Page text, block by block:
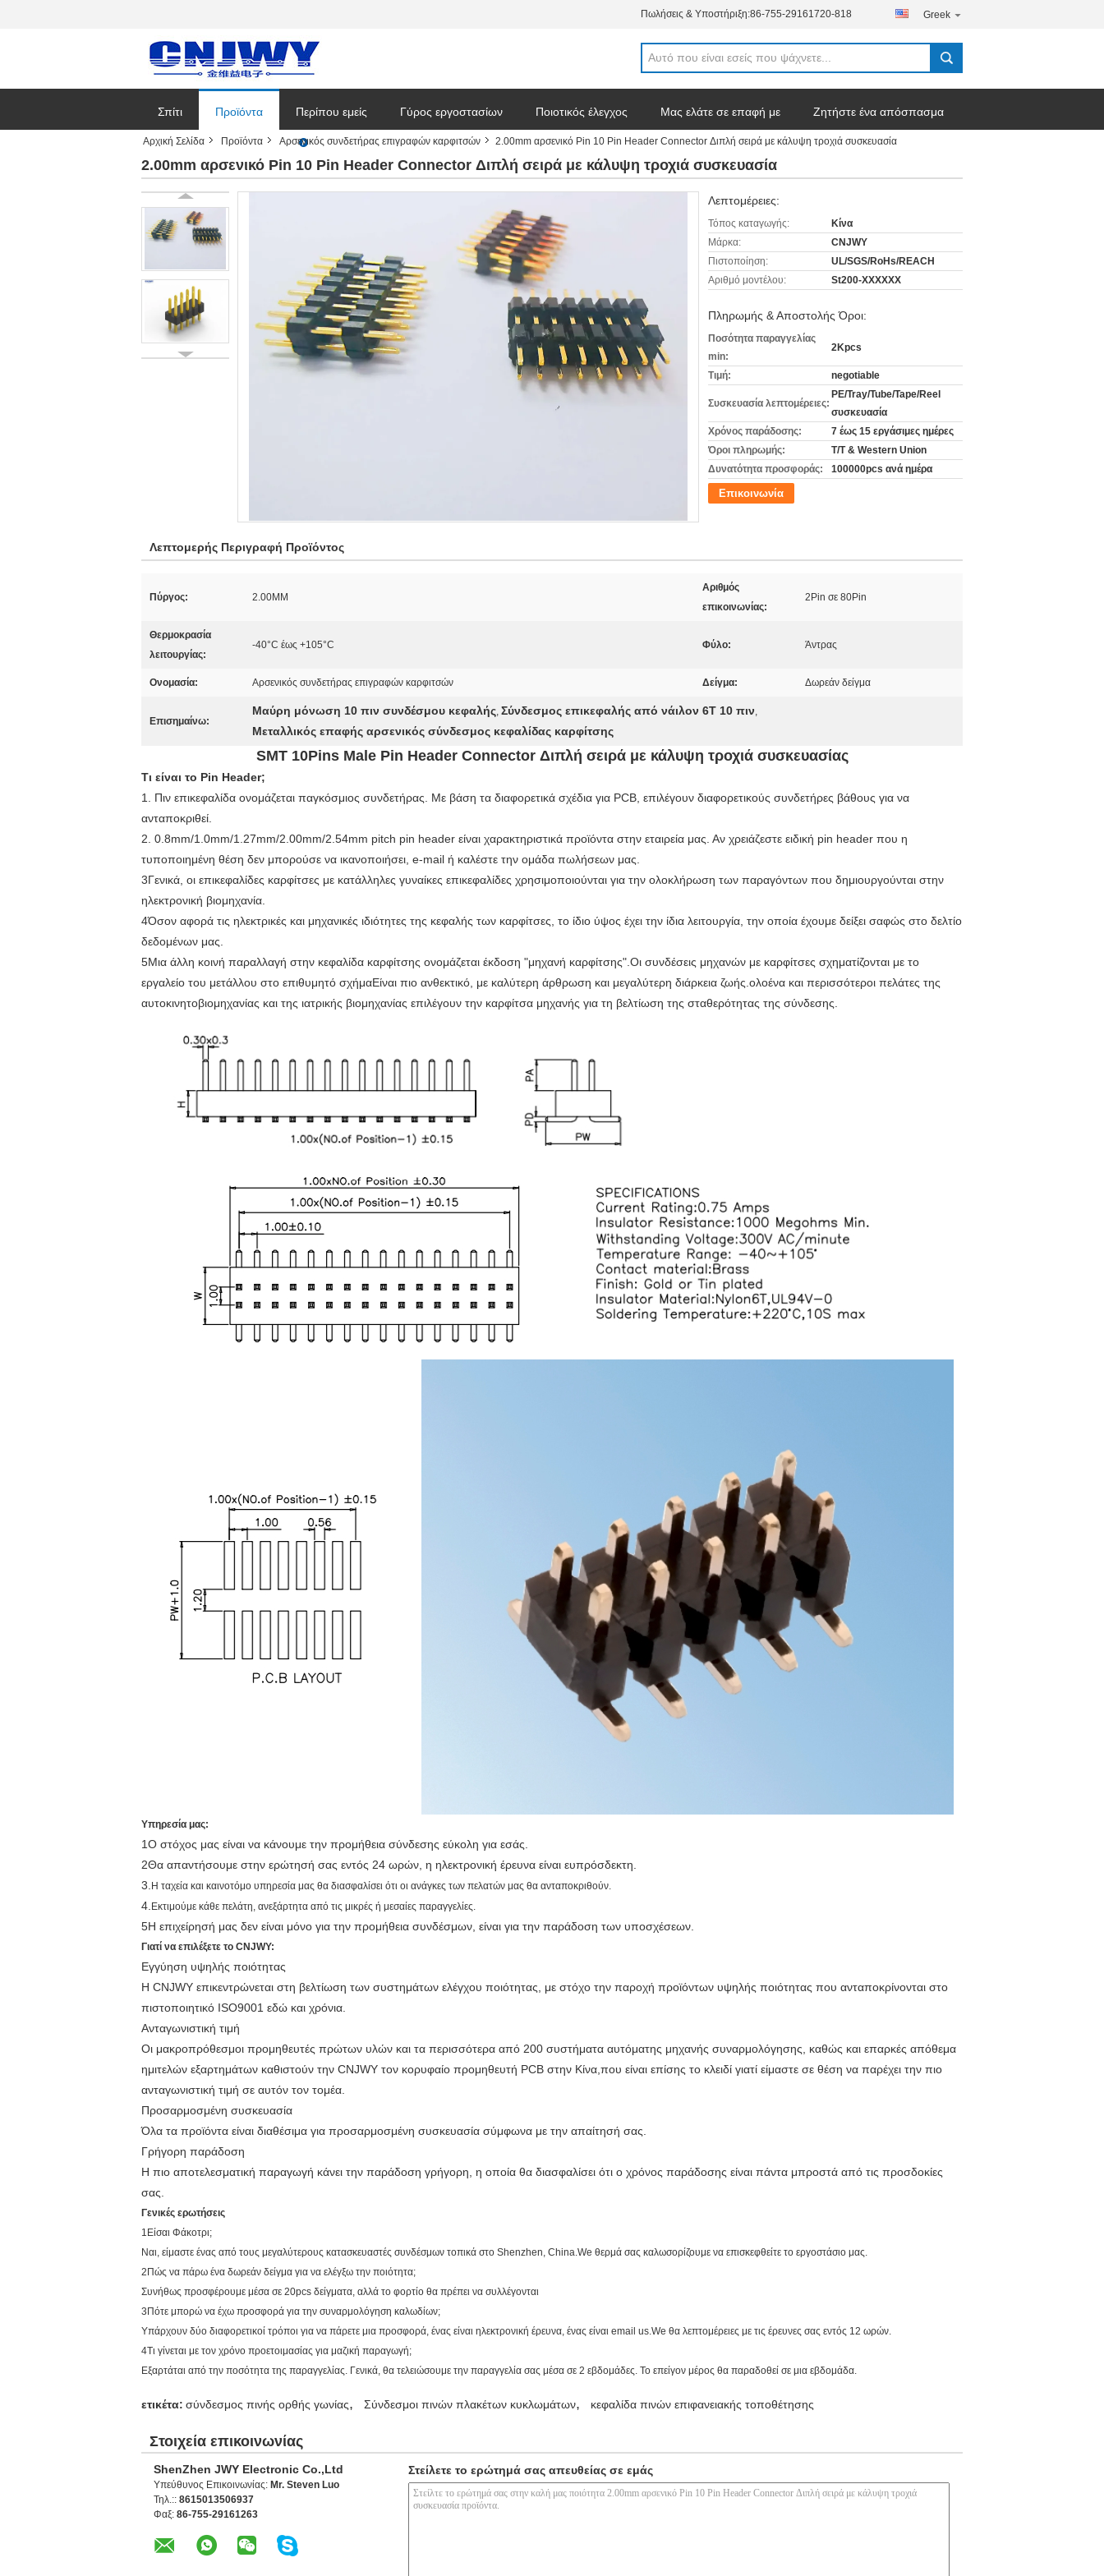
Πωλήσεις & Υποστήριξη:86-755-29161720-818 Greek
Σπίτι Προϊόντα Περίπου εμείς Γύρος εργοστασίων Ποιοτικός έλεγχος Μας ελάτε σε επαφή με Ζητήστε ένα απόσπασμα
Εταιρικές ειδήσεις
Αρχική Σελίδα Προϊόντα Αρσενικός συνδετήρας επιγραφών καρφιτσών 2.00mm αρσενικό Pin 10 Pin Header Connector Διπλή σειρά με κάλυψη τροχιά συσκευασία
2.00mm αρσενικό Pin 10 Pin Header Connector Διπλή σειρά με κάλυψη τροχιά συσκευασία
Λεπτομέρειες:
Τόπος καταγωγής:
Κίνα
Μάρκα:
CNJWY
Πιστοποίηση:
UL/SGS/RoHs/REACH
Αριθμό μοντέλου:
St200-XXXXXX
Πληρωμής & Αποστολής Όροι:
Ποσότητα παραγγελίας
min:
2Kpcs
Τιμή: negotiable
Συσκευασία λεπτομέρειες:
PE/Tray/Tube/Tape/Reel
συσκευασία
Χρόνος παράδοσης:
7 έως 15 εργάσιμες ημέρες
Όροι πληρωμής:
T/T & Western Union
Δυνατότητα προσφοράς:
100000pcs ανά ημέρα
Επικοινωνία
Λεπτομερής Περιγραφή Προϊόντος
Πύργος: 2.00MM
Αριθμός
επικοινωνίας:
2Pin σε 80Pin
Θερμοκρασία
λειτουργίας:
-40°C έως +105°C Φύλο: Άντρας
Ονομασία: Αρσενικός συνδετήρας επιγραφών καρφιτσών Δείγμα: Δωρεάν δείγμα
Επισημαίνω:
Μαύρη μόνωση 10 πιν συνδέσμου κεφαλής, Σύνδεσμος επικεφαλής από νάιλον 6T 10 πιν,
Μεταλλικός επαφής αρσενικός σύνδεσμος κεφαλίδας καρφίτσης
SMT 10Pins Male Pin Header Connector Διπλή σειρά με κάλυψη τροχιά συσκευασίας
Τι είναι το Pin Header;
1. Πιν επικεφαλίδα ονομάζεται παγκόσμιος συνδετήρας. Με βάση τα διαφορετικά σχέδια για PCB, επιλέγουν διαφορετικούς συνδετήρες βάθους για να
ανταποκριθεί.
2. 0.8mm/1.0mm/1.27mm/2.00mm/2.54mm pitch pin header είναι χαρακτηριστικά προϊόντα στην εταιρεία μας. Αν χρειάζεστε ειδική pin header που η
τυποποιημένη θέση δεν μπορούσε να ικανοποιήσει, e-mail ή καλέστε την ομάδα πωλήσεων μας.
3Γενικά, οι επικεφαλίδες καρφίτσες με κατάλληλες γυναίκες επικεφαλίδες χρησιμοποιούνται για την ολοκλήρωση των παραγόντων που δημιουργούνται στην
ηλεκτρονική βιομηχανία.
4Όσον αφορά τις ηλεκτρικές και μηχανικές ιδιότητες της κεφαλής των καρφίτσες, το ίδιο ύψος έχει την ίδια λειτουργία, την οποία έχουμε δείξει σαφώς στο δελτίο
δεδομένων μας.
5Μια άλλη κοινή παραλλαγή στην κεφαλίδα καρφίτσης ονομάζεται έκδοση "μηχανή καρφίτσης".Οι συνδέσεις μηχανών με καρφίτσες σχηματίζονται με το
εργαλείο του μετάλλου στο επιθυμητό σχήμαΕίναι πιο ανθεκτικό, με καλύτερη άρθρωση και μεγαλύτερη διάρκεια ζωής.ολοένα και περισσότεροι πελάτες της
αυτοκινητοβιομηχανίας και της ιατρικής βιομηχανίας επιλέγουν την καρφίτσα μηχανής για τη βελτίωση της σταθερότητας της σύνδεσης.
Υπηρεσία μας:
1Ο στόχος μας είναι να κάνουμε την προμήθεια σύνδεσης εύκολη για εσάς.
2Θα απαντήσουμε στην ερώτησή σας εντός 24 ωρών, η ηλεκτρονική έρευνα είναι ευπρόσδεκτη.
3. Η ταχεία και καινοτόμο υπηρεσία μας θα διασφαλίσει ότι οι ανάγκες των πελατών μας θα ανταποκριθούν.
4. Εκτιμούμε κάθε πελάτη, ανεξάρτητα από τις μικρές ή μεσαίες παραγγελίες.
5Η επιχείρησή μας δεν είναι μόνο για την προμήθεια συνδέσμων, είναι για την παράδοση των υποσχέσεων.
Γιατί να επιλέξετε το CNJWY:
Εγγύηση υψηλής ποιότητας
Η CNJWY επικεντρώνεται στη βελτίωση των συστημάτων ελέγχου ποιότητας, με στόχο την παροχή προϊόντων υψηλής ποιότητας που ανταποκρίνονται στο
πιστοποιητικό ISO9001 εδώ και χρόνια.
Ανταγωνιστική τιμή
Οι μακροπρόθεσμοι προμηθευτές πρώτων υλών και τα περισσότερα από 200 συστήματα αυτόματης μηχανής συναρμολόγησης, καθώς και επαρκές απόθεμα
ημιτελών εξαρτημάτων καθιστούν την CNJWY τον κορυφαίο προμηθευτή PCB στην Κίνα,που είναι επίσης το κλειδί γιατί είμαστε σε θέση να παρέχει την πιο
ανταγωνιστική τιμή σε αυτόν τον τομέα.
Προσαρμοσμένη συσκευασία
Όλα τα προϊόντα είναι διαθέσιμα για προσαρμοσμένη συσκευασία σύμφωνα με την απαίτησή σας.
Γρήγορη παράδοση
Η πιο αποτελεσματική παραγωγή κάνει την παράδοση γρήγορη, η οποία θα διασφαλίσει ότι ο χρόνος παράδοσης είναι πάντα μπροστά από τις προσδοκίες
σας.
Γενικές ερωτήσεις
1Είσαι Φάκοτρι;
Ναι, είμαστε ένας από τους μεγαλύτερους κατασκευαστές συνδέσμων τοπικά στο Shenzhen, China.We θερμά σας καλωσορίζουμε να επισκεφθείτε το εργοστάσιο μας.
2Πώς να πάρω ένα δωρεάν δείγμα για να ελέγξω την ποιότητα;
Συνήθως προσφέρουμε μέσα σε 20pcs δείγματα, αλλά το φορτίο θα πρέπει να συλλέγονται
3Πότε μπορώ να έχω προσφορά για την συναρμολόγηση καλωδίων;
Υπάρχουν δύο διαφορετικοί τρόποι για να πάρετε μια προσφορά, ένας είναι ηλεκτρονική έρευνα, ένας είναι email us.We θα λεπτομέρειες με τις έρευνες σας εντός 12 ωρών.
4Τι γίνεται με τον χρόνο προετοιμασίας για μαζική παραγωγή;
Εξαρτάται από την ποσότητα της παραγγελίας. Γενικά, θα τελειώσουμε την παραγγελία σας μέσα σε 2 εβδομάδες. Το επείγον μέρος θα παραδοθεί σε μια εβδομάδα.
ετικέτα: σύνδεσμος πινής ορθής γωνίας, Σύνδεσμοι πινών πλακέτων κυκλωμάτων, κεφαλίδα πινών επιφανειακής τοποθέτησης
Στοιχεία επικοινωνίας
ShenZhen JWY Electronic Co.,Ltd
Υπεύθυνος Επικοινωνίας: Mr. Steven Luo
Τηλ.:: 8615013506937
Φαξ: 86-755-29161263
Στείλετε το ερώτημά σας απευθείας σε εμάς